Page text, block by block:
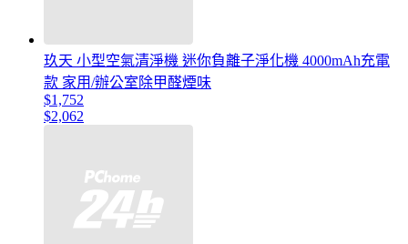
玖天 小型空氣清淨機 迷你負離子淨化機 4000mAh充電
款 家用/辦公室除甲醛煙味
$1,752
$2,062